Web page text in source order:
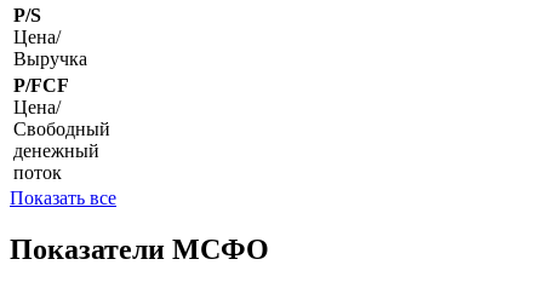
P/S
Цена/
Выручка
P/FCF
Цена/
Свободный
денежный
поток
Показать все
Показатели МСФО